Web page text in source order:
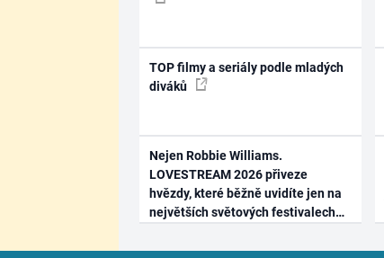
TOP filmy a seriály podle mladých
diváků
Nejen Robbie Williams.
LOVESTREAM 2026 přiveze
hvězdy, které běžně uvidíte jen na
největších světových festivalech